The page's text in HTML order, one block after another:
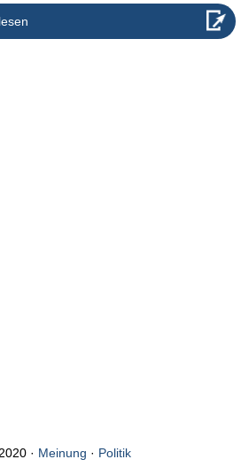
Meinung · Politik